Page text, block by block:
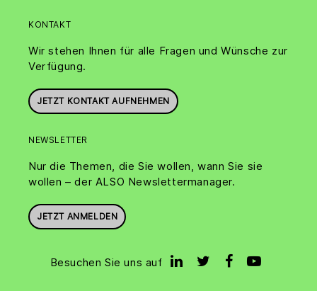
KONTAKT
Wir stehen Ihnen für alle Fragen und Wünsche zur
Verfügung.
JETZT KONTAKT AUFNEHMEN
NEWSLETTER
Nur die Themen, die Sie wollen, wann Sie sie
wollen – der ALSO Newslettermanager.
JETZT ANMELDEN
Besuchen Sie uns auf